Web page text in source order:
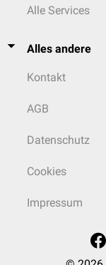
Alle Services
Alles andere
Kontakt
AGB
Datenschutz
Cookies
Impressum